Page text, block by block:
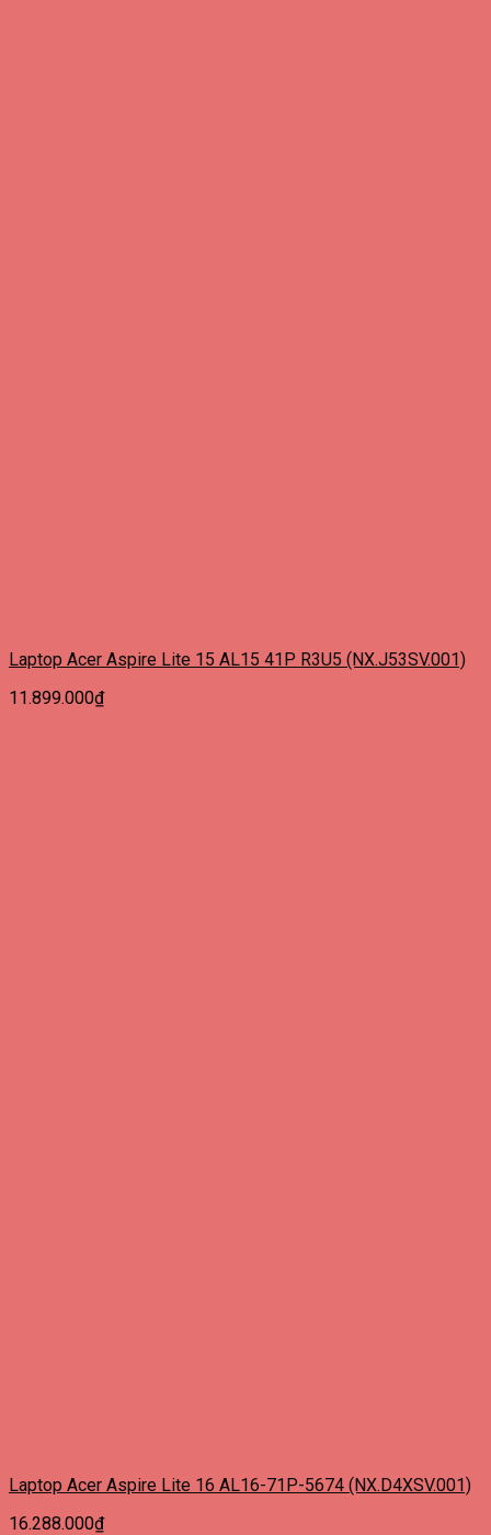
Laptop Acer Aspire Lite 15 AL15 41P R3U5 (NX.J53SV.001)
11.899.000₫
Laptop Acer Aspire Lite 16 AL16-71P-5674 (NX.D4XSV.001)
16.288.000₫